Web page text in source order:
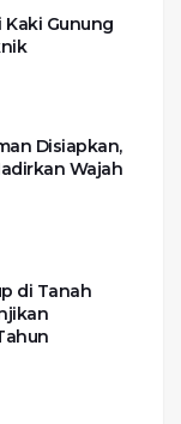
Kaki Gunung
Disiapkan,
Wajah
di Tanah